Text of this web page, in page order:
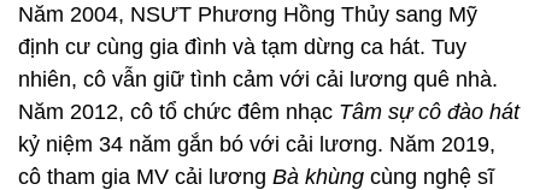
Năm 2004, NSƯT Phương Hồng Thủy sang Mỹ
định cư cùng gia đình và tạm dừng ca hát. Tuy
nhiên, cô vẫn giữ tình cảm với cải lương quê nhà.
Năm 2012, cô tổ chức đêm nhạc Tâm sự cô đào hát
kỷ niệm 34 năm gắn bó với cải lương. Năm 2019,
cô tham gia MV cải lương Bà khùng cùng nghệ sĩ